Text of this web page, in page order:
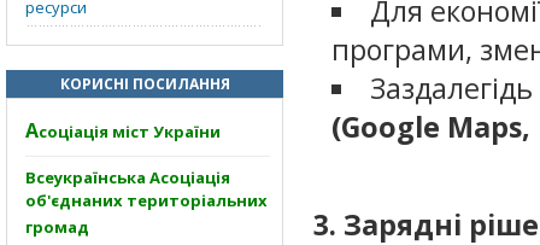
ресурси
КОРИСНІ ПОСИЛАННЯ
Асоціація міст України
Всеукраїнська Асоціація
об'єднаних територіальних
громад
Для
програми,
(Google Maps,
3. Зарядні